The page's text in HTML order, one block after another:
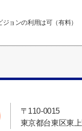
ョンの利用は可（有料）
〒110-0015
東京都台東区東